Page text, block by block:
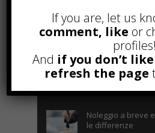
POPOLARI
A&R nel Business
quello che c’è da
Agosto 27th, 2017
Noleggio a breve
le differenze
If you are, let us
comment, like or
profiles!
And if you don’t
refresh the page